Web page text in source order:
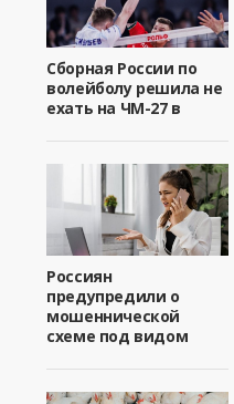
Сборная России по
волейболу решила не
ехать на ЧМ-27 в
Россиян
предупредили о
мошеннической
схеме под видом